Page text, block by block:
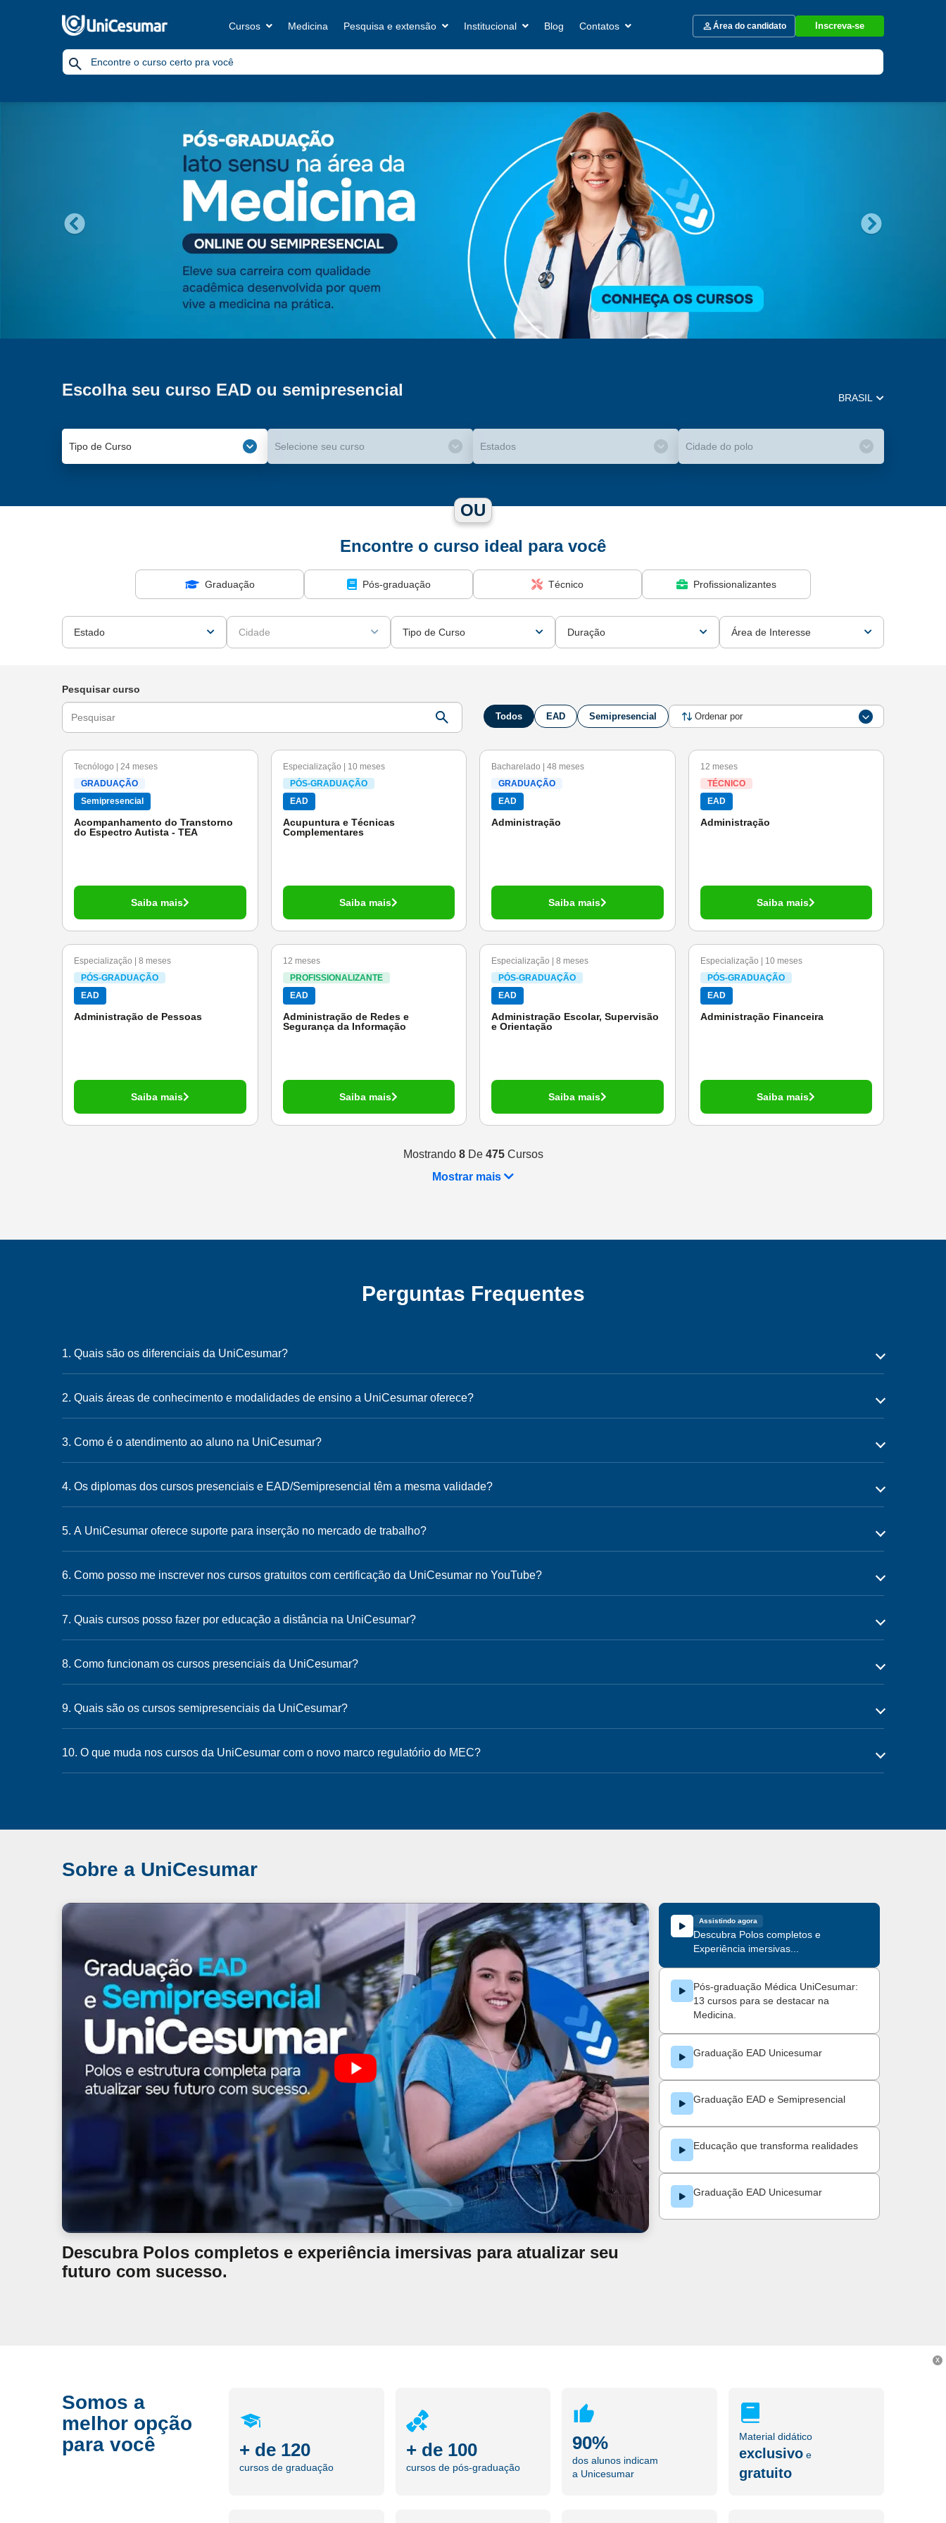
Cursos Medicina Pesquisa e extensão Institucional Blog Contatos Área do candidato Inscreva-se
Previous Next
Escolha seu curso EAD ou semipresencial BRASIL
Tipo de Curso Selecione seu curso Estados Cidade do polo
OU
Encontre o curso ideal para você
Estado Cidade Tipo de Curso Duração Área de Interesse
Graduação Pós-graduação Técnico Profissionalizantes
Pesquisar curso
Todos EAD Semipresencial
Tecnólogo | 24 meses
GRADUAÇÃO
Semipresencial
Acompanhamento do Transtorno
do Espectro Autista - TEA
Saiba mais
Especialização | 10 meses
PÓS-GRADUAÇÃO
EAD
Acupuntura e Técnicas
Complementares
Saiba mais
Bacharelado | 48 meses
GRADUAÇÃO
EAD
Administração
Saiba mais
12 meses
TÉCNICO
EAD
Administração
Saiba mais
Especialização | 8 meses
PÓS-GRADUAÇÃO
EAD
Administração de Pessoas
Saiba mais
12 meses
PROFISSIONALIZANTE
EAD
Administração de Redes e
Segurança da Informação
Saiba mais
Especialização | 8 meses
PÓS-GRADUAÇÃO
EAD
Administração Escolar, Supervisão
e Orientação
Saiba mais
Especialização | 10 meses
PÓS-GRADUAÇÃO
EAD
Administração Financeira
Saiba mais
Mostrando 8De 475Cursos
Mostrar mais
Perguntas Frequentes
1. Quais são os diferenciais da UniCesumar?
2. Quais áreas de conhecimento e modalidades de ensino a UniCesumar oferece?
3. Como é o atendimento ao aluno na UniCesumar?
4. Os diplomas dos cursos presenciais e EAD/Semipresencial têm a mesma validade?
5. A UniCesumar oferece suporte para inserção no mercado de trabalho?
6. Como posso me inscrever nos cursos gratuitos com certificação da UniCesumar no YouTube?
7. Quais cursos posso fazer por educação a distância na UniCesumar?
8. Como funcionam os cursos presenciais da UniCesumar?
9. Quais são os cursos semipresenciais da UniCesumar?
10. O que muda nos cursos da UniCesumar com o novo marco regulatório do MEC?
Sobre a UniCesumar
Descubra Polos completos e experiência imersivas para atualizar seu
futuro com sucesso.
Assistindo agora
Descubra Polos completos e
Experiência imersivas...
Pós-graduação Médica UniCesumar:
13 cursos para se destacar na
Medicina.
Graduação EAD Unicesumar
Graduação EAD e Semipresencial
Educação que transforma realidades
Graduação EAD Unicesumar
Somos a
melhor opção
para você
+ de 120
cursos de graduação
+ de 100
cursos de pós-graduação
90%
dos alunos indicam
a Unicesumar
Material didático
exclusivo e
gratuito
X